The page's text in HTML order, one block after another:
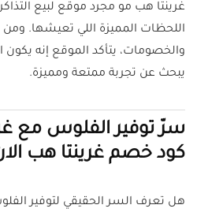
غرينتا هب مو مجرد موقع لبيع
اللحظات المميزة اللي تعيشها.
والخصومات، يتأكد الموقع إنه
يبحث عن تجربة ممتعة ومميزة.
سرّ توفير الفلوس مع
كود خصم غرينتا هب
هل تعرف السر الحقيقي لتوفير